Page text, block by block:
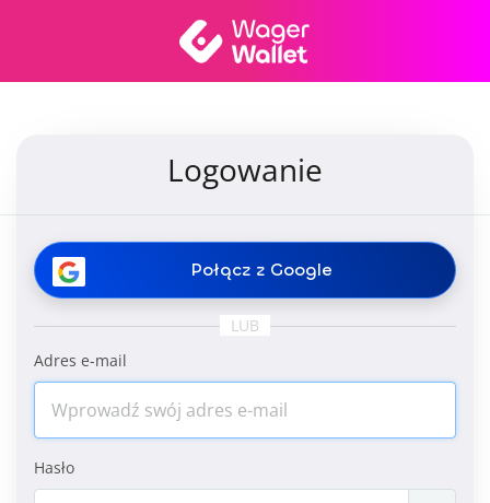
Logowanie
Połącz z Google
LUB
Adres e-mail
Hasło